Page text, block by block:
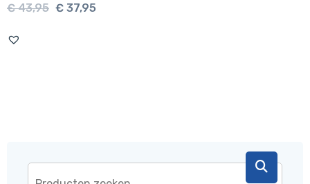
€43,95 Oorspronkelijke
€ 37,95